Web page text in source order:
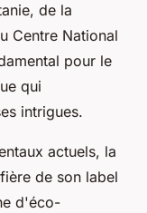
de la
Centre National
pour le
qui
intrigues.
actuels, la
de son label
d'éco-